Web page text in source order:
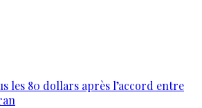
les 80 dollars après l’accord entre